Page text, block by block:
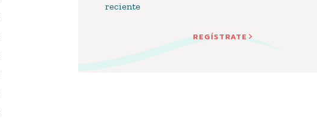
reciente
REGÍSTRATE